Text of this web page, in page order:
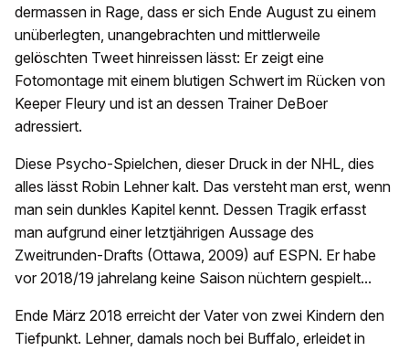
dermassen in Rage, dass er sich Ende August zu einem
unüberlegten, unangebrachten und mittlerweile
gelöschten Tweet hinreissen lässt: Er zeigt eine
Fotomontage mit einem blutigen Schwert im Rücken von
Keeper Fleury und ist an dessen Trainer DeBoer
adressiert.
Diese Psycho-Spielchen, dieser Druck in der NHL, dies
alles lässt Robin Lehner kalt. Das versteht man erst, wenn
man sein dunkles Kapitel kennt. Dessen Tragik erfasst
man aufgrund einer letztjährigen Aussage des
Zweitrunden-Drafts (Ottawa, 2009) auf ESPN. Er habe
vor 2018/19 jahrelang keine Saison nüchtern gespielt...
Ende März 2018 erreicht der Vater von zwei Kindern den
Tiefpunkt. Lehner, damals noch bei Buffalo, erleidet in